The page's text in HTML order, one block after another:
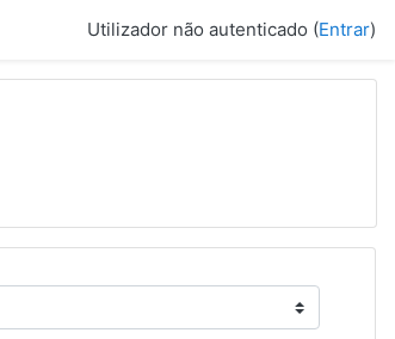
Utilizador não autenticado (Entrar)